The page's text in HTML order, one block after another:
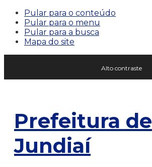
Pular para o conteúdo
Pular para o menu
Pular para a busca
Mapa do site
Alto contraste
Prefeitura de
Jundiaí